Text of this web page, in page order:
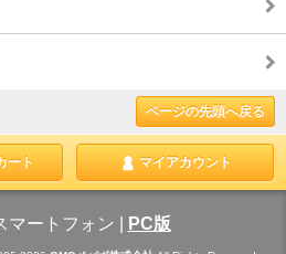
ページの先頭へ戻る
ート マイアカウント
マートフォン PC版